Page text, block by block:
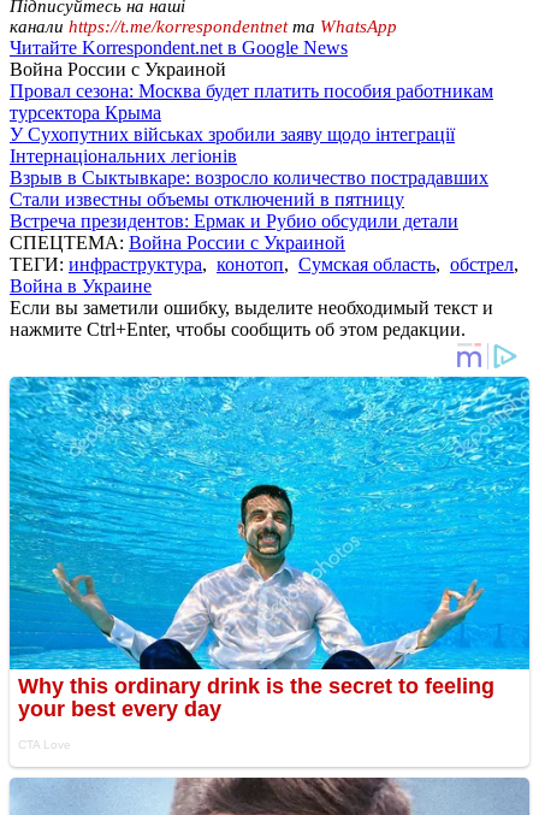
Підписуйтесь на наші
канали https://t.me/korrespondentnetта WhatsApp
Читайте Korrespondent.net в Google News
Война России с Украиной
Провал сезона: Москва будет платить пособия работникам
турсектора Крыма
У Сухопутних військах зробили заяву щодо інтеграції
Інтернаціональних легіонів
Взрыв в Сыктывкаре: возросло количество пострадавших
Стали известны объемы отключений в пятницу
Встреча президентов: Ермак и Рубио обсудили детали
СПЕЦТЕМА: Война России с Украиной
ТЕГИ: инфраструктура, конотоп, Сумская область, обстрел,
Война в Украине
Если вы заметили ошибку, выделите необходимый текст и
нажмите Ctrl+Enter, чтобы сообщить об этом редакции.